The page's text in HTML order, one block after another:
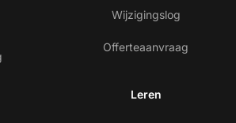
Wijzigingslog
Offerteaanvraag
Leren